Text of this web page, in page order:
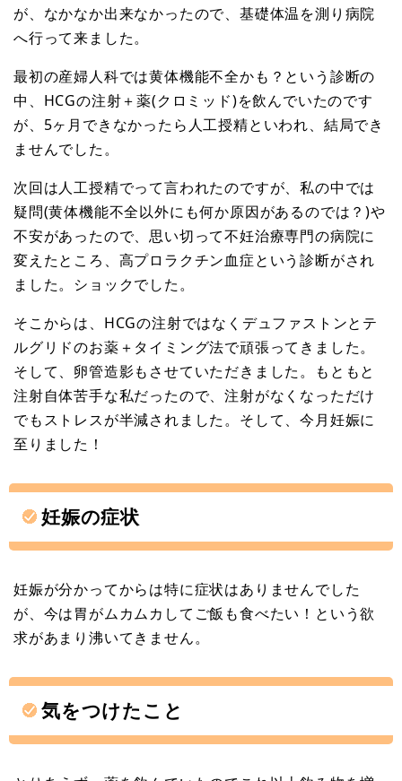
が、なかなか出来なかったので、基礎体温を測り病院
へ行って来ました。
最初の産婦人科では黄体機能不全かも？という診断の
中、HCGの注射＋薬(クロミッド)を飲んでいたのです
が、5ヶ月できなかったら人工授精といわれ、結局でき
ませんでした。
次回は人工授精でって言われたのですが、私の中では
疑問(黄体機能不全以外にも何か原因があるのでは？)や
不安があったので、思い切って不妊治療専門の病院に
変えたところ、高プロラクチン血症という診断がされ
ました。ショックでした。
そこからは、HCGの注射ではなくデュファストンとテ
ルグリドのお薬＋タイミング法で頑張ってきました。
そして、卵管造影もさせていただきました。もともと
注射自体苦手な私だったので、注射がなくなっただけ
でもストレスが半減されました。そして、今月妊娠に
至りました！
妊娠の症状
妊娠が分かってからは特に症状はありませんでした
が、今は胃がムカムカしてご飯も食べたい！という欲
求があまり沸いてきません。
気をつけたこと